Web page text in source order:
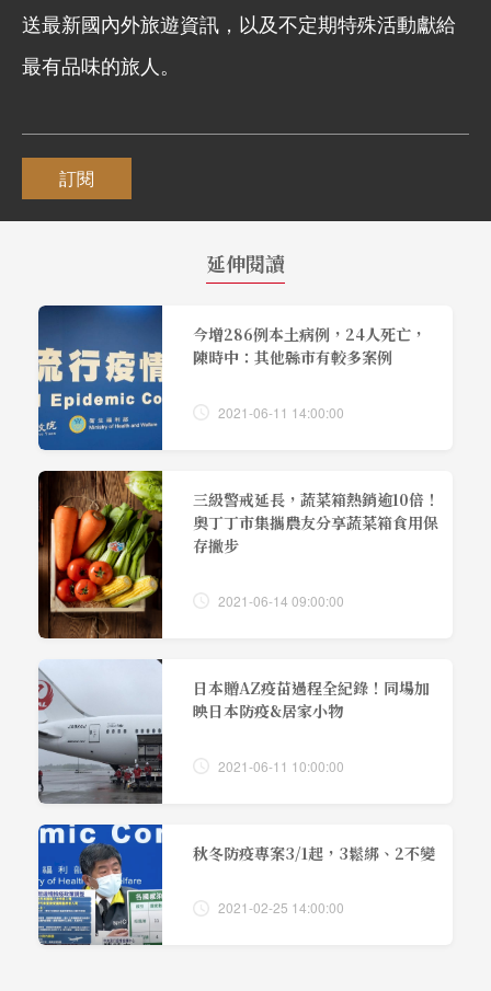
送最新國內外旅遊資訊，以及不定期特殊活動獻給
最有品味的旅人。
訂閱
延伸閱讀
今增286例本土病例，24人死亡，
陳時中：其他縣市有較多案例
2021-06-11 14:00:00
三級警戒延長，蔬菜箱熱銷逾10倍！
奧丁丁市集攜農友分享蔬菜箱食用保
存撇步
2021-06-14 09:00:00
日本贈AZ疫苗過程全紀錄！同場加
映日本防疫&居家小物
2021-06-11 10:00:00
秋冬防疫專案3/1起，3鬆綁、2不變
2021-02-25 14:00:00